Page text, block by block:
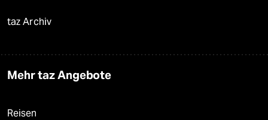
taz Archiv
Mehr taz Angebote
Reisen